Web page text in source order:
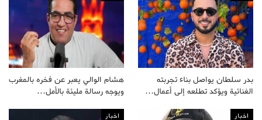
بدر سلطان يواصل بناء تجربته
الغنائية ويؤكد تطلعه إلى أعمال…
هشام الوالي يعبر عن فخره بالمغرب
ويوجه رسالة مليئة بالأمل…
اخبار اخبار